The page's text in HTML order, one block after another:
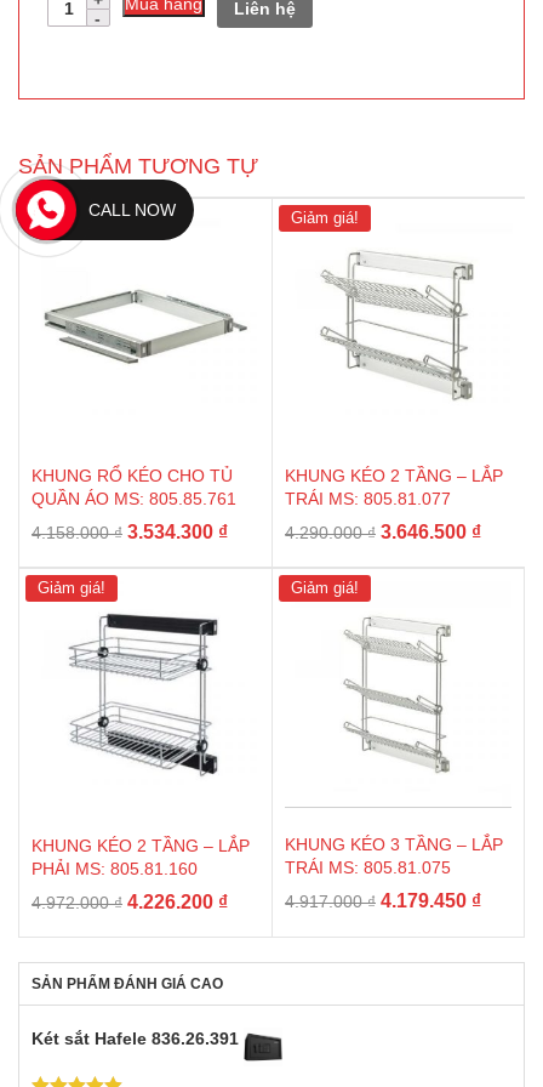
lượng
Liên hệ
SẢN PHẨM TƯƠNG TỰ
Giảm giá!
KHUNG RỔ KÉO CHO TỦ
QUẦN ÁO MS: 805.85.761
4.158.000₫ Giá
3.534.300 ₫Giá
Giảm giá!
KHUNG KÉO 2 TẦNG – LẮP
TRÁI MS: 805.81.077
4.290.000₫ Giá
3.646.500 ₫Giá
Giảm giá!
KHUNG KÉO 2 TẦNG – LẮP
PHẢI MS: 805.81.160
4.972.000₫ Giá
4.972.000 ₫.
4.226.200 ₫Giá
4.226.200 ₫.
Giảm giá!
KHUNG KÉO 3 TẦNG – LẮP
TRÁI MS: 805.81.075
4.917.000₫ Giá
4.179.450 ₫Giá
SẢN PHẨM ĐÁNH GIÁ CAO
Két sắt Hafele 836.26.391
CALL NOW